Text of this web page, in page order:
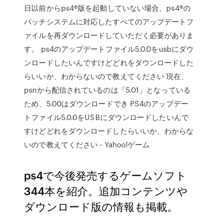
日以前からps4®版を起動していない場合、ps4®の
パッチシステムに対応したすべてのアップデートフ
ァイルを再ダウンロードしていただく必要がありま
す。 ps4のアップデートファイル5.0.0をusbにダウ
ンロードしたいんですけどどれをダウンロードした
らいいか、わからないので教えてください 現在、
psnから配信されているのは「5.01」となっている
ため、5.00はダウンロードでき PS4のアップデー
トファイル5.0.0をUSBにダウンロードしたいんで
すけどどれをダウンロードしたらいいか、わからな
いので教えてください - Yahoo!ゲーム
ps4で今後発売するゲームソフト
344本を紹介。追加コンテンツや
ダウンロード版の情報も掲載。